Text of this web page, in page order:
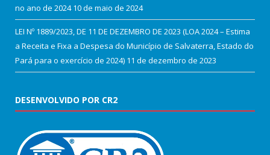
no ano de 2024 10 de maio de 2024
LEI Nº 1889/2023, DE 11 DE DEZEMBRO DE 2023 (LOA 2024 – Estima
a Receita e Fixa a Despesa do Município de Salvaterra, Estado do
Pará para o exercício de 2024) 11 de dezembro de 2023
DESENVOLVIDO POR CR2